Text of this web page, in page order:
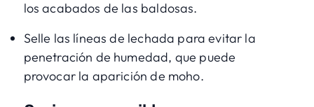
los acabados de las baldosas.
Selle las líneas de lechada para evitar la
penetración de humedad, que puede
provocar la aparición de moho.